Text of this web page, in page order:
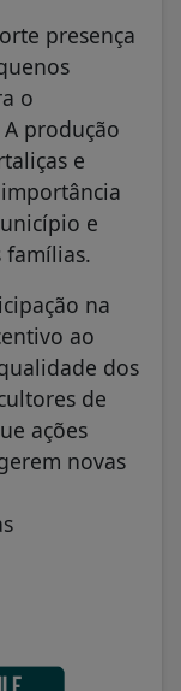
presença
o
produção
e
e
famílias.
na
ao
dos
de
ações
novas